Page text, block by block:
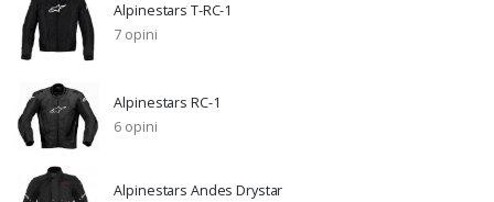
Alpinestars T-RC-1
7 opini
Alpinestars RC-1
6 opini
Alpinestars Andes Drystar